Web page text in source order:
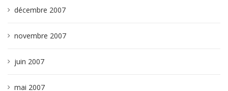
décembre 2007
novembre 2007
juin 2007
mai 2007